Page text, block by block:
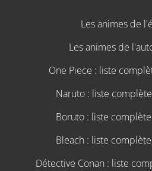
Les animes de
Les animes de
One Piece : liste
Naruto : liste
Boruto : liste
Bleach : liste
Détective Conan : liste